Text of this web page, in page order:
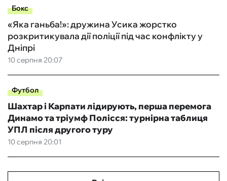
Бокс
10 серпня 20:07
«Яка ганьба!»: дружина Усика жорстко
розкритикувала дії поліції під час конфлікту у
Дніпрі
Футбол
10 серпня 20:01
Шахтар і Карпати лідирують, перша перемога
Динамо та тріумф Полісся: турнірна таблиця
УПЛ після другого туру